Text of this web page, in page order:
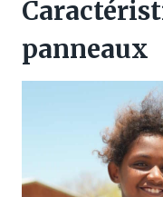
panneaux